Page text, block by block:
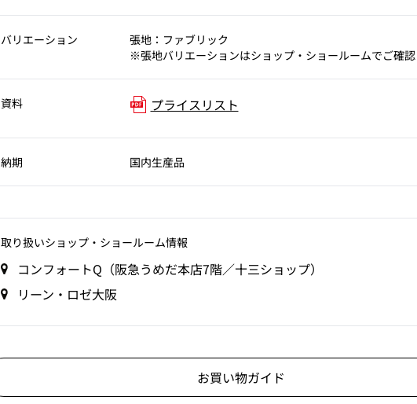
バリエーション
張地：ファブリック
※張地バリエーションはショップ・ショールームでご確認
資料 プライスリスト
納期 国内生産品
取り扱いショップ‧ショールーム情報
コンフォートQ（阪急うめだ本店7階／十三ショップ）
リーン・ロゼ大阪
お買い物ガイド